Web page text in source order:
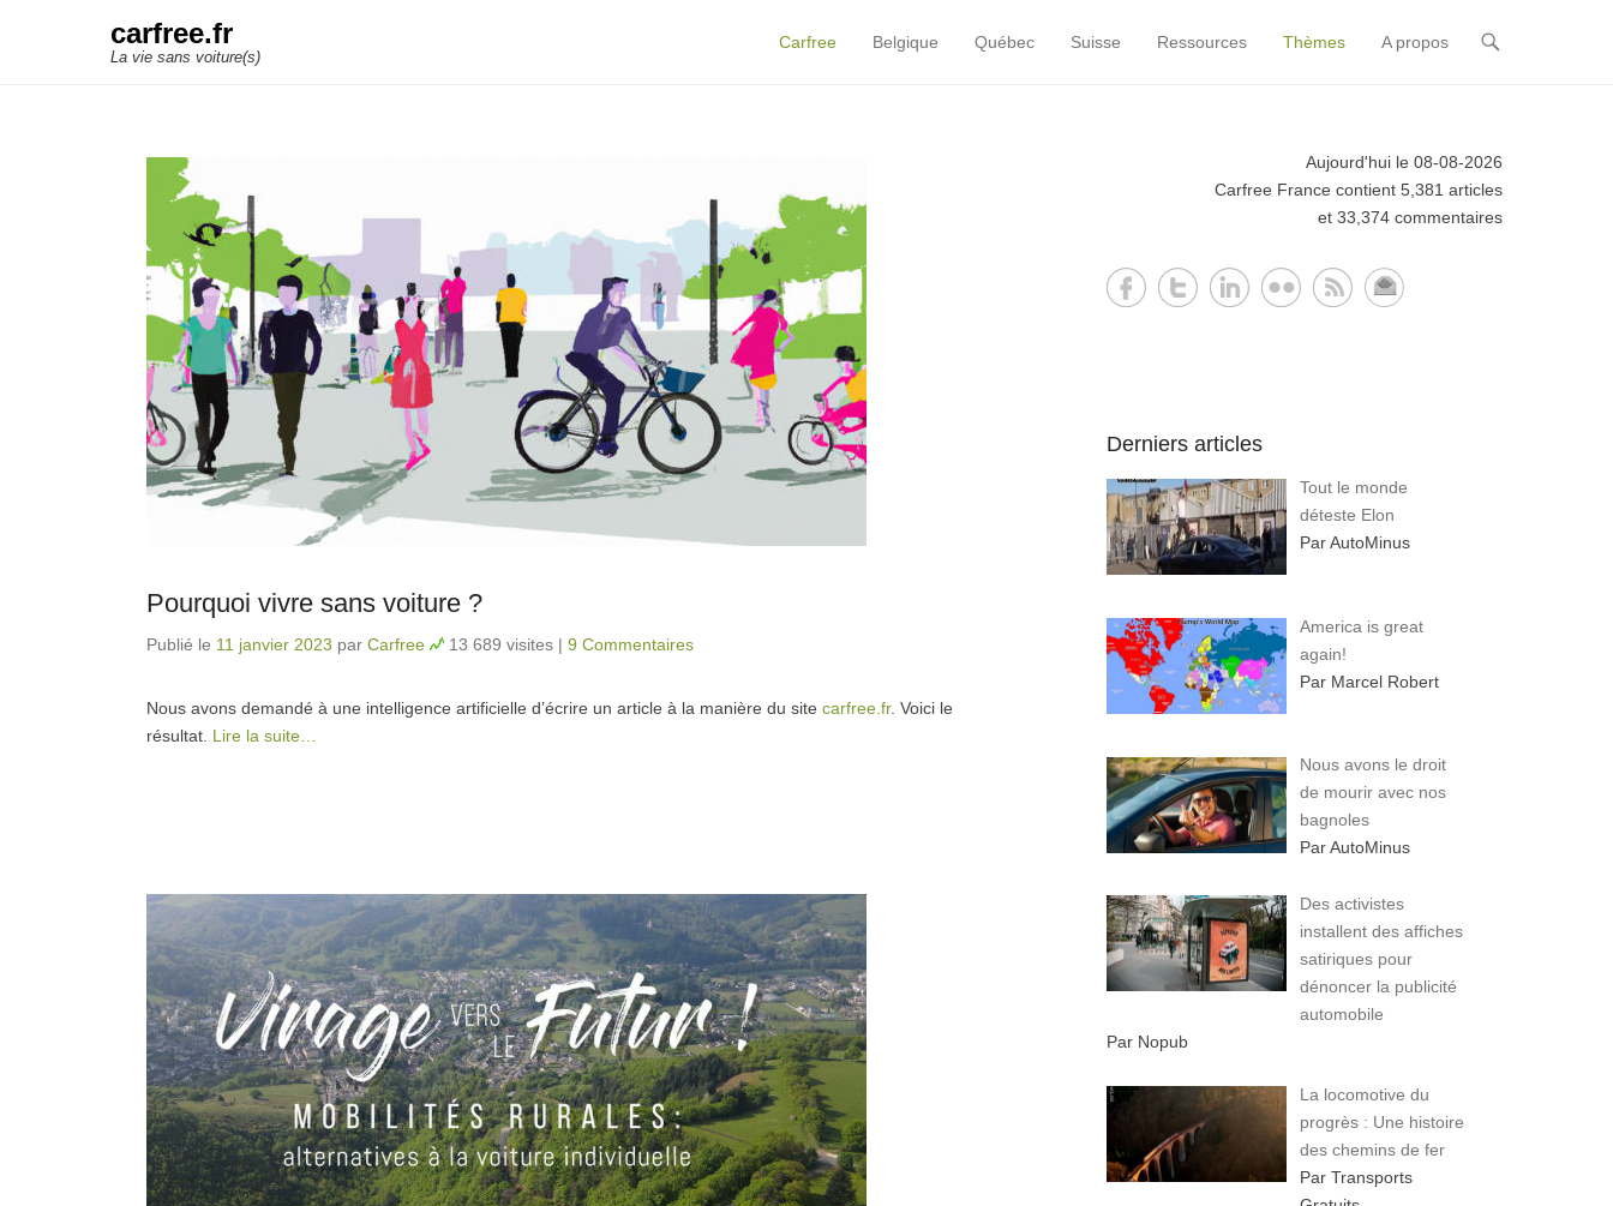
carfree.fr
La vie sans voiture(s)
Primary Menu
Skip to content
Carfree Belgique Québec Suisse Ressources Thèmes A propos
Pourquoi vivre sans voiture ?
Publié le 11 janvier 2023 par Carfree 13 689 visites | 9 Commentaires
Nous avons demandé à une intelligence artificielle d’écrire un article à la manière du site carfree.fr. Voici le
résultat. Lire la suite…
Aujourd'hui le 08-08-2026
Carfree France contient 5,381 articles
et 33,374 commentaires
Derniers articles
Tout le monde
déteste Elon
Par AutoMinus
America is great
again!
Par Marcel Robert
Nous avons le droit
de mourir avec nos
bagnoles
Par AutoMinus
Des activistes
installent des affiches
satiriques pour
dénoncer la publicité
automobile
Par Nopub
La locomotive du
progrès : Une histoire
des chemins de fer
Par Transports